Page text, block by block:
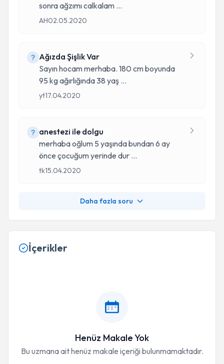
sonra ağzımı calkalam ...
AH02.05.2020
Ağızda Şişlik Var
Sayın hocam merhaba. 180 cm boyunda
95 kg ağırlığında 38 yaş ...
yt17.04.2020
anestezi ile dolgu
merhaba oğlum 5 yaşında bundan 6 ay
önce çocuğum yerinde dur ...
tk15.04.2020
Daha fazla soru
İçerikler
Henüz Makale Yok
Bu uzmana ait henüz makale içeriği bulunmamaktadır.